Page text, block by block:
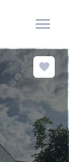
menu